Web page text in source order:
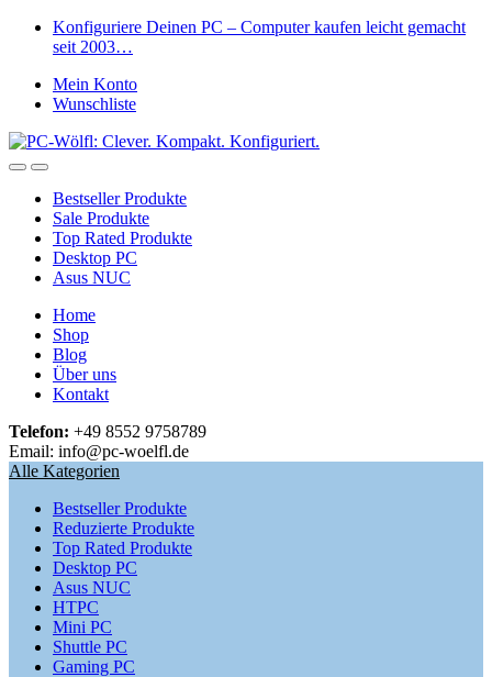
Skip
Skip
Konfiguriere Deinen PC – Computer kaufen leicht gemacht
seit 2003…
Mein Konto
Wunschliste
OpenClose
Bestseller Produkte
Sale Produkte
Top Rated Produkte
Desktop PC
Asus NUC
Home
Shop
Blog
Über uns
Kontakt
Telefon: +49 8552 9758789
Email: info@pc-woelfl.de
Alle Kategorien
Bestseller Produkte
Reduzierte Produkte
Top Rated Produkte
Desktop PC
Asus NUC
HTPC
Mini PC
Shuttle PC
Gaming PC